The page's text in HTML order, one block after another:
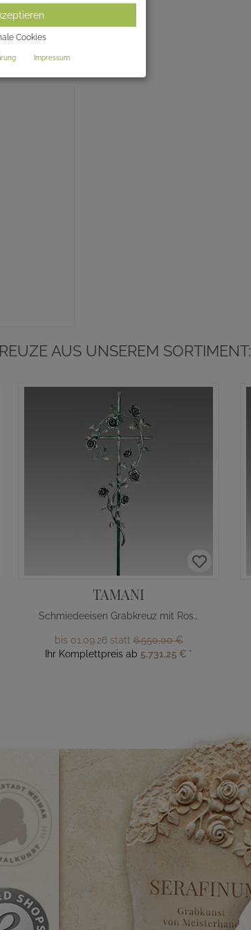
wieder
und
der
Detail zur
AUS UNSEREM SORTIMENT:
TAMANI
Schmiedeeisen Grabkreuz mit Rosenranke
bis 01.09.26 statt6.550,00 €
Ihr Komplettpreis ab 5.731,25 € *
Cookies
Impressum